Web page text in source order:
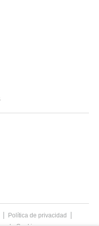
piePolítica de privacidad